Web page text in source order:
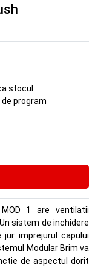
stocul
program
1 are ventilatii
sistem de inchidere
Modular Brim va
de aspectul dorit